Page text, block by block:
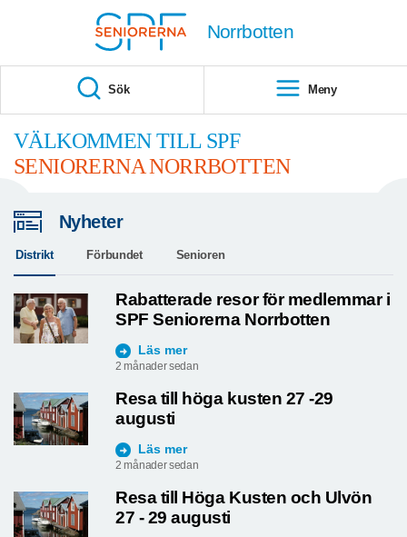
Norrbotten
Sök Meny
VÄLKOMMEN TILL SPF
SENIORERNA NORRBOTTEN
Nyheter
Distrikt Förbundet Senioren
Rabatterade resor för medlemmar i
SPF Seniorerna Norrbotten
Läs mer
2 månader sedan
Resa till höga kusten 27 -29
augusti
Läs mer
2 månader sedan
Resa till Höga Kusten och Ulvön
27 - 29 augusti